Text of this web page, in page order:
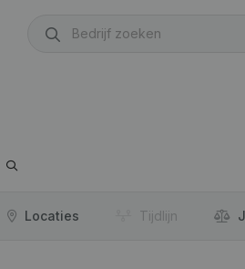
Locaties Tijdlijn